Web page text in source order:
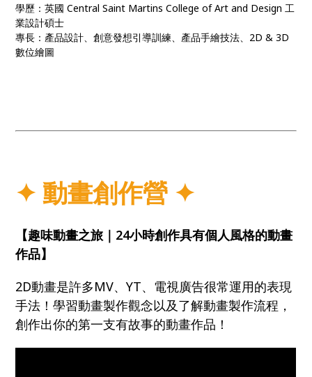
學歷：英國 Central Saint Martins College of Art and Design 工
業設計碩士
專長：產品設計、創意發想引導訓練、產品手繪技法、2D & 3D
數位繪圖
✦ 動畫創作營 ✦
【趣味動畫之旅｜24小時創作具有個人風格的動畫
作品】
2D動畫是許多MV、YT、電視廣告很常運用的表現
手法！學習動畫製作觀念以及了解動畫製作流程，
創作出你的第一支有故事的動畫作品！